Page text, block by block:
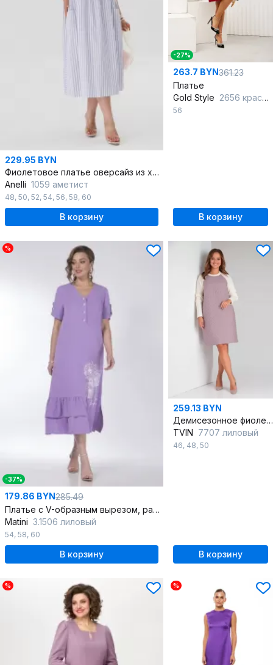
229.95 BYN
Фиолетовое платье оверсайз из хлопкового текстиля
Anelli 1059 аметист
48, 50, 52, 54, 56, 58, 60
В корзину
-27%
263.7 BYN361.23
Платье
Gold Style 2656 красный
56
В корзину
%
-37%
179.86 BYN285.49
Платье с V-образным вырезом, разрезами и карманами
Matini 3.1506 лиловый
54, 58, 60
В корзину
259.13 BYN
Демисезонное фиолетовое платье А-силуэта из стежки и трикотажа
TVIN 7707 лиловый
46, 48, 50
В корзину
% %